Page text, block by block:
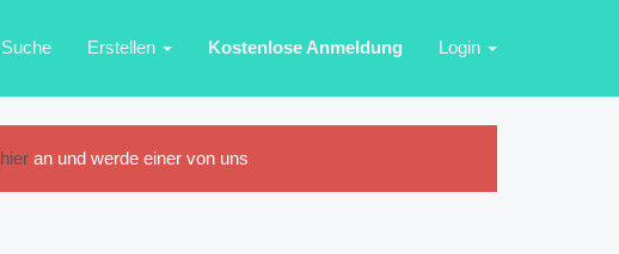
Suche Erstellen Kostenlose Anmeldung Login
hieran und werde einer von uns